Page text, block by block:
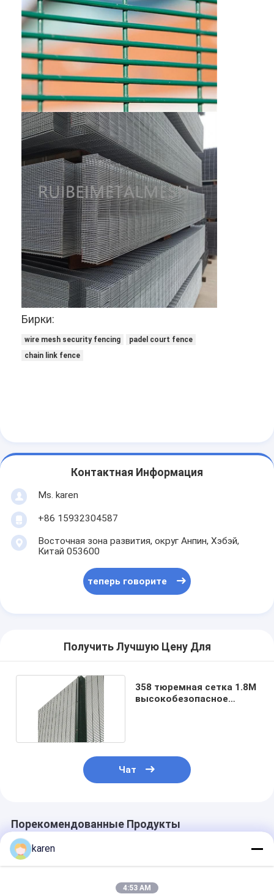
Бирки:
wire mesh security fencing
padel court fence
chain link fence
Контактная Информация
Ms. karen
+86 15932304587
Восточная зона развития, округ Анпин, Хэбэй,
Китай 053600
теперь говорите
Получить Лучшую Цену Для
358 тюремная сетка 1.8M
высокобезопасное
Чат
Порекомендованные Продукты
karen
4:53 AM